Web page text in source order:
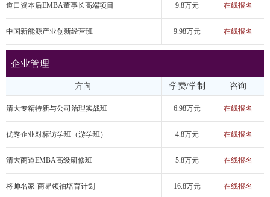
道口资本后EMBA董事长高端项目 9.8万元 在线报名
中国新能源产业创新经营班 9.98万元 在线报名
企业管理
方向 学费/学制 咨询
清大专精特新与公司治理实战班 6.98万元 在线报名
优秀企业对标访学班（游学班） 4.8万元 在线报名
清大商道EMBA高级研修班 5.8万元 在线报名
将帅名家-商界领袖培育计划 16.8万元 在线报名